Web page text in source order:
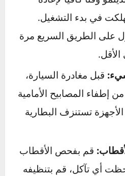
في السوق المحلي،
مثال: 250 – 600 ريال سعودي أو 70 – 180 دولار
نصائح الخبراء – 5 عادات لإطالة